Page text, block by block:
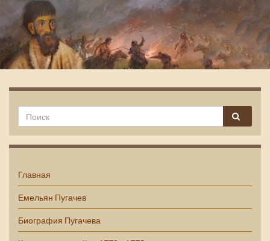
Емельян Пугачев
Главная
Емельян Пугачев
Биография Пугачева